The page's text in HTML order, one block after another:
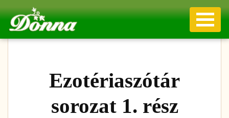
Ezotériaszótár
sorozat 1. rész